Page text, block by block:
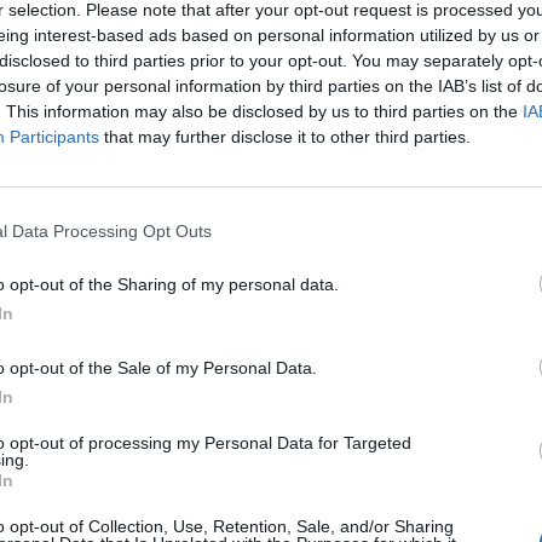
selection. Please note that after your opt-out request is processed
interest-based ads based on personal information utilized by us
to third parties prior to your opt-out. You may separately
of your personal information by third parties on the IAB’s list of
This information may also be disclosed by us to third parties on the
Participants that may further disclose it to other third parties.
Data Processing Opt Outs
opt-out of the Sharing of my personal data.
opt-out of the Sale of my Personal Data.
opt-out of processing my Personal Data for Targeted
opt-out of Collection, Use, Retention, Sale, and/or Sharing
az Intergenerational Foundation (IF) szerint az
hármas zár (triple lock) eltörlése 2045-re évi
Egyesült Királyság nyugdíjkiadásait. A szervezet úgy
és kiszámíthatatlanná vált, emellett a
a hármas zár intézményét 2011-ben vezették be. A szabály
Az Egyesült Királyság idén várhatóan 154 milliárd fontot
pedig 2030-ra 180 milliárd fontra emelkedhet....
portfolio.hu hírarchívumához tartozik, melynek olvasása
cikkarchívum